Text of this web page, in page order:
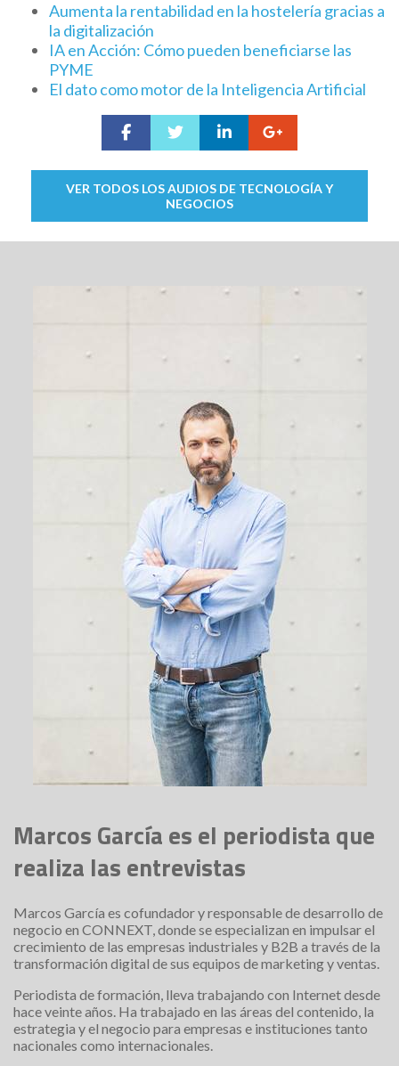
Aumenta la rentabilidad en la hostelería gracias a
la digitalización
IA en Acción: Cómo pueden beneficiarse las
PYME
El dato como motor de la Inteligencia Artificial
VER TODOS LOS AUDIOS DE TECNOLOGÍA Y
NEGOCIOS
Marcos García es el periodista que
realiza las entrevistas
Marcos García es cofundador y responsable de desarrollo de
negocio en CONNEXT, donde se especializan en impulsar el
crecimiento de las empresas industriales y B2B a través de la
transformación digital de sus equipos de marketing y ventas.
Periodista de formación, lleva trabajando con Internet desde
hace veinte años. Ha trabajado en las áreas del contenido, la
estrategia y el negocio para empresas e instituciones tanto
nacionales como internacionales.